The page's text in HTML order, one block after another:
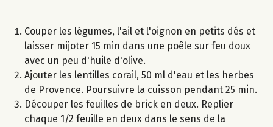
Couper les légumes, l'ail et l'oignon en petits dés et
laisser mijoter 15 min dans une poêle sur feu doux
avec un peu d'huile d'olive.
Ajouter les lentilles corail, 50 ml d'eau et les herbes
de Provence. Poursuivre la cuisson pendant 25 min.
Découper les feuilles de brick en deux. Replier
chaque 1/2 feuille en deux dans le sens de la